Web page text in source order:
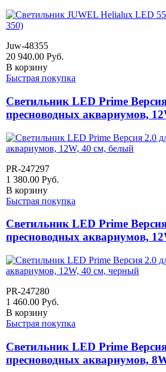
Juw-48355
20 940.00 Руб.
В корзину
Быстрая покупка
Светильник LED Prime
пресноводных аквариумов,
PR-247297
1 380.00 Руб.
В корзину
Быстрая покупка
Светильник LED Prime
пресноводных аквариумов,
PR-247280
1 460.00 Руб.
В корзину
Быстрая покупка
Светильник LED Prime
пресноводных аквариумов,